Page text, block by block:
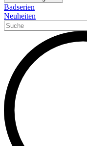
Badserien
Neuheiten